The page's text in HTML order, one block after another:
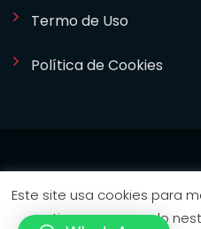
Termo de Uso
Política de Cookies
Este site usa cookies para
continuar navegando